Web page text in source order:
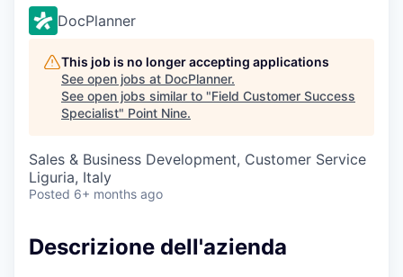
DocPlanner
This job is no longer accepting applications
See open jobs at DocPlanner.
See open jobs similar to "Field Customer Success
Specialist" Point Nine.
Sales & Business Development, Customer Service
Liguria, Italy
Posted 6+ months ago
Descrizione dell'azienda